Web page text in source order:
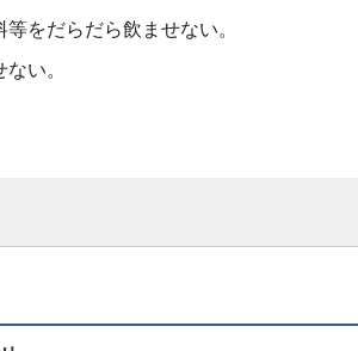
をだらだら飲ませない。
い。